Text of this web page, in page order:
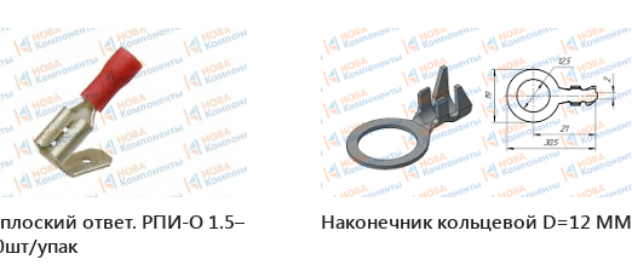
ответ. РПИ-О 1.5–
упак
Наконечник кольцевой D=12 ММ